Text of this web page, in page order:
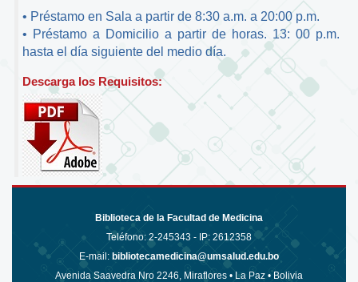
• Préstamo en Sala a partir de 8:30 a.m. a 20:00 p.m.
• Préstamo a Domicilio a partir de horas. 13: 00 p.m.
hasta el día siguiente del medio día.
Descarga los Requisitos:
Biblioteca de la Facultad de Medicina
Teléfono: 2-245343 - IP: 2612358
E-mail: bibliotecamedicina@umsalud.edu.bo
Avenida Saavedra Nro 2246, Miraflores • La Paz • Bolivia